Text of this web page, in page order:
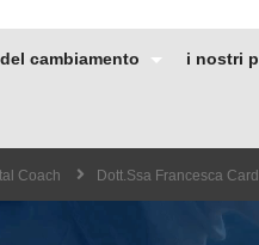
cambiamento i nostri
Coach Dott.ssa Francesca